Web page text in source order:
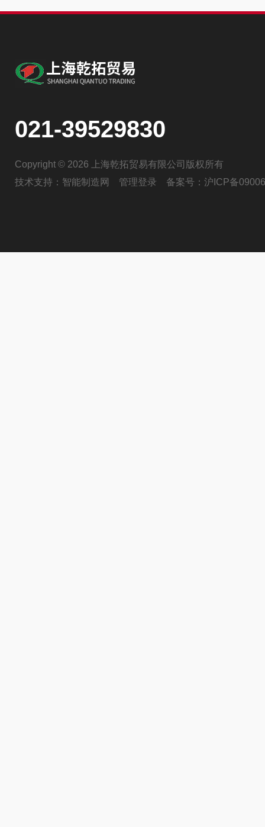
021-39529830
Copyright © 2026 上海乾拓贸易有限公司版权所有
技术支持： 智能制造网 管理登录 备案号： 沪ICP备